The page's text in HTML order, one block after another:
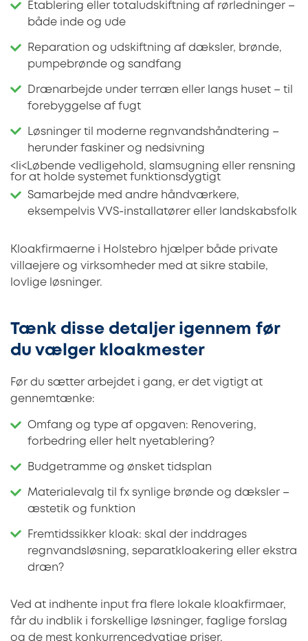
Etablering eller totaludskiftning af rørledninger –
både inde og ude
Reparation og udskiftning af dæksler, brønde,
pumpebrønde og sandfang
Drænarbejde under terræn eller langs huset – til
forebyggelse af fugt
Løsninger til moderne regnvandshåndtering –
herunder faskiner og nedsivning
<li<Løbende vedligehold, slamsugning eller rensning
for at holde systemet funktionsdygtigt
Samarbejde med andre håndværkere,
eksempelvis VVS-installatører eller landskabsfolk
Kloakfirmaerne i Holstebro hjælper både private
villaejere og virksomheder med at sikre stabile,
lovlige løsninger.
Tænk disse detaljer igennem før
du vælger kloakmester
Før du sætter arbejdet i gang, er det vigtigt at
gennemtænke:
Omfang og type af opgaven: Renovering,
forbedring eller helt nyetablering?
Budgetramme og ønsket tidsplan
Materialevalg til fx synlige brønde og dæksler –
æstetik og funktion
Fremtidssikker kloak: skal der inddrages
regnvandsløsning, separatkloakering eller ekstra
dræn?
Ved at indhente input fra flere lokale kloakfirmaer,
får du indblik i forskellige løsninger, faglige forslag
og de mest konkurrencedygtige priser.